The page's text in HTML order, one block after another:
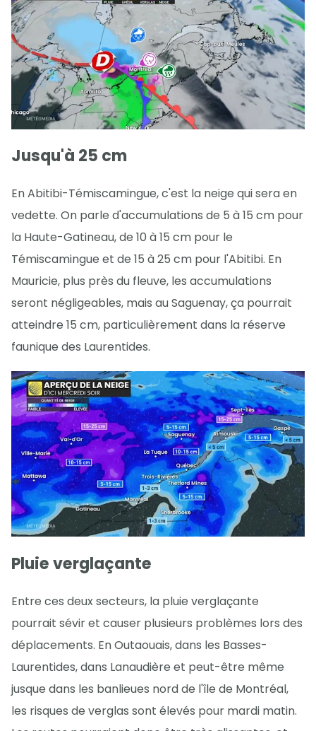
Jusqu'à 25 cm
En Abitibi-Témiscamingue, c'est la neige qui sera en
vedette. On parle d'accumulations de 5 à 15 cm pour
la Haute-Gatineau, de 10 à 15 cm pour le
Témiscamingue et de 15 à 25 cm pour l'Abitibi. En
Mauricie, plus près du fleuve, les accumulations
seront négligeables, mais au Saguenay, ça pourrait
atteindre 15 cm, particulièrement dans la réserve
faunique des Laurentides.
Pluie verglaçante
Entre ces deux secteurs, la pluie verglaçante
pourrait sévir et causer plusieurs problèmes lors des
déplacements. En Outaouais, dans les Basses-
Laurentides, dans Lanaudière et peut-être même
jusque dans les banlieues nord de l'île de Montréal,
les risques de verglas sont élevés pour mardi matin.